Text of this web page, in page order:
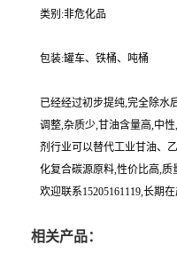
类别:非危化品
包装:罐车、铁桶、吨桶
已经经过初步提纯,完全除水
调整,杂质少,甘油含量高,中
剂行业可以替代工业甘油、
化复合碳源原料,性价比高,质
欢迎联系15205161119,长期
相关产品：